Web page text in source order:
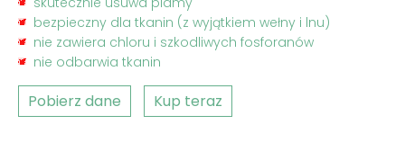
bezpieczny dla tkanin (z wyjątkiem wełny i lnu)
nie zawiera chloru i szkodliwych fosforanów
nie odbarwia tkanin
Pobierz dane Kup teraz